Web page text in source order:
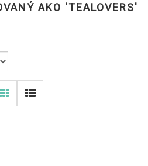
AKO 'TEALOVERS'